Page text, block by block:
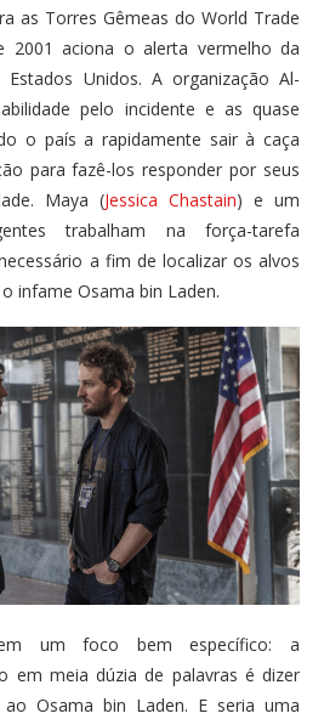
as Torres Gêmeas do World Trade
2001 aciona o alerta vermelho da
Estados Unidos. A organização Al-
pelo incidente e as quase
o país a rapidamente sair à caça
para fazê-los responder por seus
Maya (Jessica Chastain) e um
trabalham na força-tarefa
a fim de localizar os alvos
infame Osama bin Laden.
um foco bem específico: a
em meia dúzia de palavras é dizer
Osama bin Laden. E seria uma